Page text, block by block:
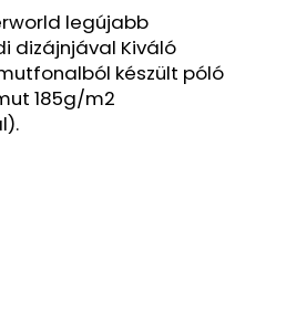
legújabb
dizájnjával Kiváló
készült póló
185g/m2